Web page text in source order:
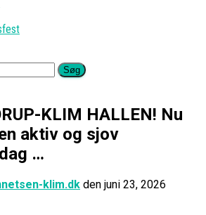
KLIM HALLEN! Nu
aktiv og sjov
…
klim.dk den juni 23, 2026